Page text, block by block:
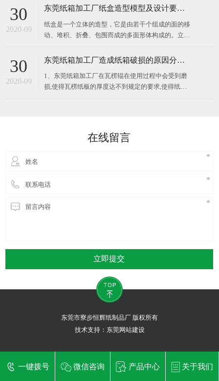
空间中起分割空间的作用，对不同部位的面加以切
纸盒展示面的构成关系要注意展示面、侧面、顶部
30
2020-09
东莞纸箱加工厂纸盒造型模型及设计要求？
纸盒是一个立体的造型，它是由若干个组成的面的移
动、堆积、折叠、包围而成的多面形体构成的。立体
的面加以切割、旋转、折叠，所得到的面就有不同的
面、顶部与底部的衔接关系，以及包装
30
2020-09
东莞纸箱加工厂造成纸箱破损的原因分析？
1、东莞纸箱加工厂在瓦楞辊在使用过程中会受到磨
损,使得瓦楞纸板的厚度达不到规定的要求,使得纸箱
在线留言
立即提交
东莞市寮步恒辉纸制品厂 版权所有
技术支持： 东莞网站建设
一键拨号 微信咨询 产品中心 关于我们